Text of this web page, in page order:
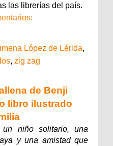
las librerías del país.
López de Lérida,
, zig zag
de Benji
libro ilustrado
niño solitario, una
y una amistad que